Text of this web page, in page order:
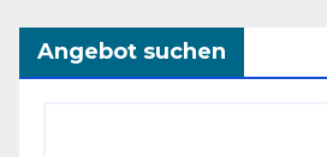
Angebot suchen